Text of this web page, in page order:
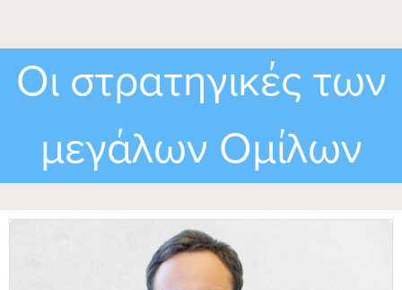
Οι στρατηγικές των
μεγάλων Ομίλων